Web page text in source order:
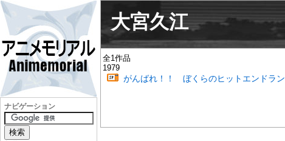
大宮久江
全1作品
1979
がんばれ！！ ぼくらのヒットエンドラン
ナビゲーション